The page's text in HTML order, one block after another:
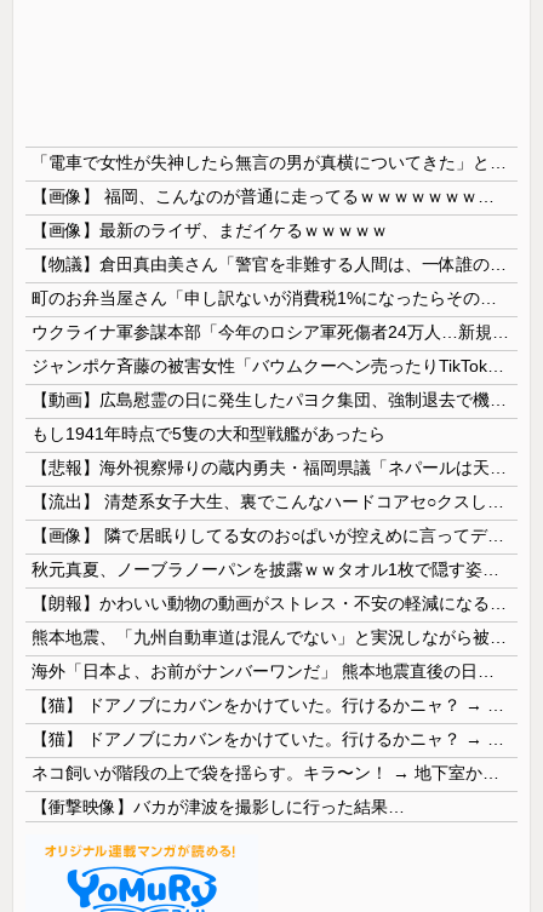
【画像】最新のライザ、まだイケるｗｗｗｗｗ
もし1941年時点で5隻の大和型戦艦があったら
【画像】 隣で居眠りしてる女のお○ぱいが控えめに言ってデカいｗｗｗ
【衝撃映像】バカが津波を撮影しに行った結果…